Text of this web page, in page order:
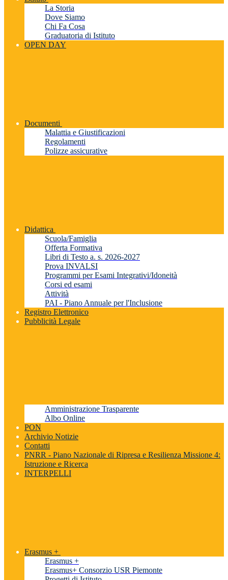
La Storia
Dove Siamo
Chi Fa Cosa
Graduatoria di Istituto
OPEN DAY
Documenti
Malattia e Giustificazioni
Regolamenti
Polizze assicurative
Didattica
Scuola/Famiglia
Offerta Formativa
Libri di Testo a. s. 2026-2027
Prova INVALSI
Programmi per Esami Integrativi/Idoneità
Corsi ed esami
Attività
PAI - Piano Annuale per l'Inclusione
Registro Elettronico
Pubblicità Legale
Amministrazione Trasparente
Albo Online
PON
Archivio Notizie
Contatti
PNRR - Piano Nazionale di Ripresa e Resilienza Missione 4:
Istruzione e Ricerca
INTERPELLI
Erasmus +
Erasmus +
Erasmus+ Consorzio USR Piemonte